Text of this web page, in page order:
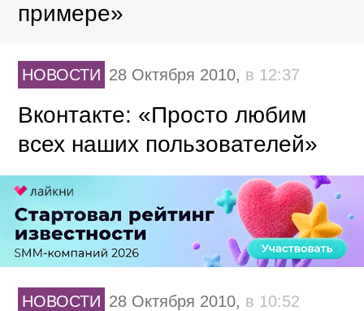
примере»
НОВОСТИ 28 Октября 2010, в 12:37
Вконтакте: «Просто любим
всех наших пользователей»
НОВОСТИ 28 Октября 2010, в 10:52